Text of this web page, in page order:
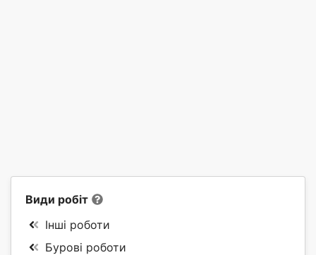
Види робіт
Інші роботи
Бурові роботи